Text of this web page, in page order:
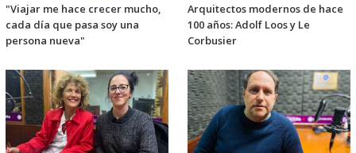
"Viajar me hace crecer mucho,
cada día que pasa soy una
persona nueva"
Arquitectos modernos de hace
100 años: Adolf Loos y Le
Corbusier